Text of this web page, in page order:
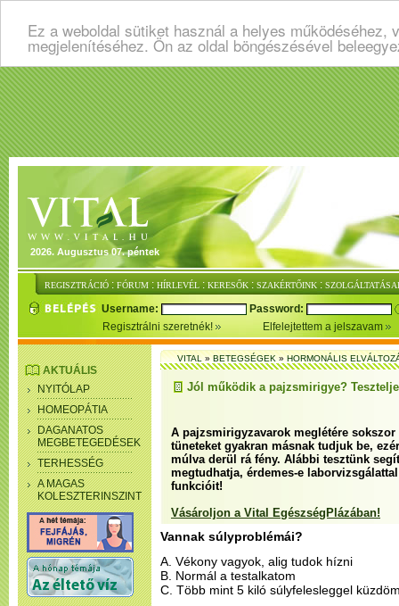
Ez a weboldal sütiket használ a helyes
megjelenítéséhez. Ön az oldal böngészésével
2026. Augusztus 07. péntek
REGISZTRÁCIÓ : FÓRUM : HÍRLEVÉL : KERESŐK : SZAKÉRTŐINK :
Username:
Password:
Regisztrálni szeretnék!
Elfelejtettem a jelszavam
AKTUÁLIS
NYITÓLAP
HOMEOPÁTIA
DAGANATOS
MEGBETEGEDÉSEK
TERHESSÉG
A MAGAS
KOLESZTERINSZINT
VITAL»BETEGSÉGEK»HORMONÁLIS
Jól működik a pajzsmirigye?
A pajzsmirigyzavarok meglétére
tüneteket gyakran másnak tudjuk be,
múlva derül rá fény. Alábbi tesztünk
megtudhatja, érdemes-e
funkcióit!
Vásároljon a Vital EgészségPlázában!
Vannak súlyproblémái?
A. Vékony vagyok, alig tudok hízni
B. Normál a testalkatom
C. Több mint 5 kiló súlyfelesleggel